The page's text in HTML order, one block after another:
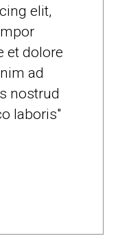
elit,
et dolore
ad
nostrud
laboris"